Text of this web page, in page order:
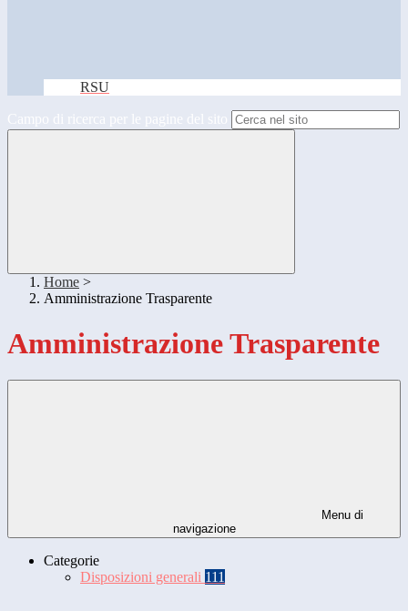
RSU
Campo di ricerca per le pagine del sito
Home >
Amministrazione Trasparente
Amministrazione Trasparente
Menu di
navigazione
Categorie
Disposizioni generali 111